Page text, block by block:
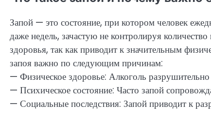
Запой — это состояние, при котором человек
даже недель, зачастую не контролируя
здоровья, так как приводит к значительным
запоя важно по следующим причинам:
— Физическое здоровье: Алкоголь
— Психическое состояние: Часто запой
— Социальные последствия: Запой приводит к